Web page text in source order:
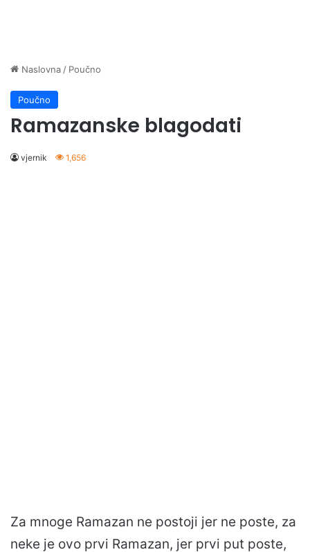
Naslovna / Poučno
Poučno
Ramazanske blagodati
vjernik 1,656
Za mnoge Ramazan ne postoji jer ne poste, za
neke je ovo prvi Ramazan, jer prvi put poste,